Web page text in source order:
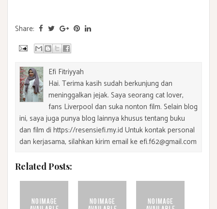
Share:
Efi Fitriyyah
Hai. Terima kasih sudah berkunjung dan
meninggalkan jejak. Saya seorang cat lover,
fans Liverpool dan suka nonton film. Selain blog
ini, saya juga punya blog lainnya khusus tentang buku
dan film di https://resensiefi.my.id Untuk kontak personal
dan kerjasama, silahkan kirim email ke efi.f62@gmail.com
Related Posts: